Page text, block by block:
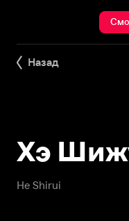
Назад
He Shirui
Хэ